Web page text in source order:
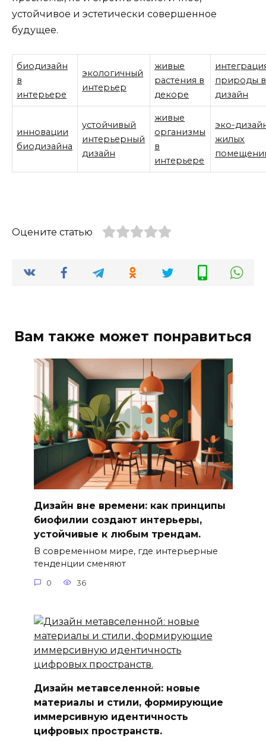
устойчивое и эстетически совершенное
будущее.
биодизайн
в
интерьере
экологичный
интерьер
живые
растения в
декоре
природы в
дизайн
инновации
биодизайна
устойчивый
интерьерный
дизайн
живые
организмы
в
интерьере
эко-
жилых
Оцените статью
Вам также может понравиться
Дизайн вне времени: как принципы
биофилии создают интерьеры,
устойчивые к любым трендам.
В современном мире, где интерьерные
тенденции сменяют
0 36
Дизайн метавселенной: новые
материалы и стили, формирующие
иммерсивную идентичность
цифровых пространств.